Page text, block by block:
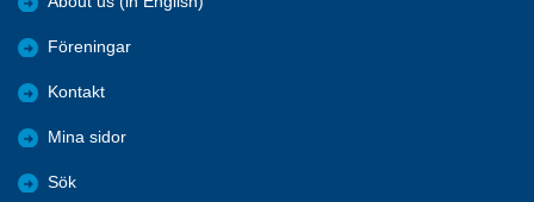
Föreningar
Kontakt
Mina sidor
Sök